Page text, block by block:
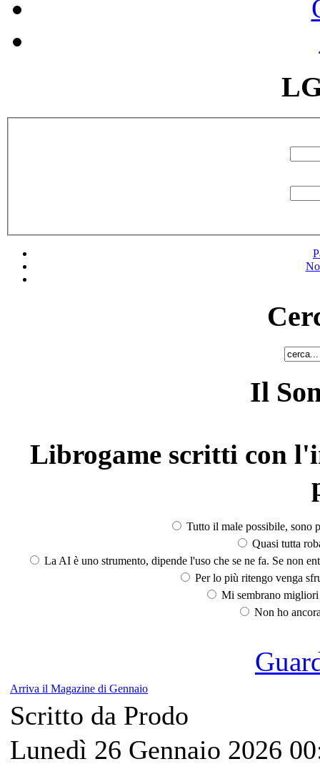
Il
Librogame scritti con
Tutto il male possibile, sono
Quasi tutta
La AI è uno strumento, dipende l'uso che se ne fa. Se non
Per lo più ritengo venga
Mi sembrano
Non ho
Arriva il Magazine di Gennaio
Scritto da Prodo
Lunedì 26 Gennaio 2026